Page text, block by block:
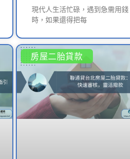
現代人生活忙碌，遇到急需用錢
時，如果還得把每
房屋二胎貸款